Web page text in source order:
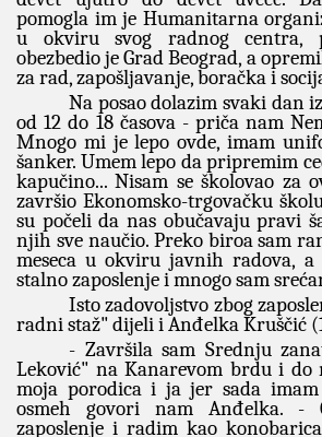
pomogla im je Humanitarna
u okviru svog radnog centra,
obezbedio je Grad Beograd, a
za rad, zapošljavanje, boračka i
Na posao dolazim svaki dan
od 12 do 18 časova - priča nam
Mnogo mi je lepo ovde, imam
šanker. Umem lepo da pripremim
kapučino... Nisam se školovao za
završio Ekonomsko-trgovačku
su počeli da nas obučavaju pravi
njih sve naučio. Preko biroa sam
meseca u okviru javnih radova,
stalno zaposlenje i mnogo sam
Isto zadovoljstvo zbog
radni staž" dijeli i Anđelka Kruščić
- Završila sam Srednju
Leković" na Kanarevom brdu i do
moja porodica i ja jer sada
osmeh govori nam Anđelka.
zaposlenje i radim kao